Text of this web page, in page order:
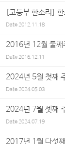
[고등부 한소리]
Date2012.11.18
2016년 12월 둘째
Date2016.12.11
2024년 5월 첫째
Date2024.05.03
2024년 7월 셋째
Date2024.07.19
2017년 1월 다섯